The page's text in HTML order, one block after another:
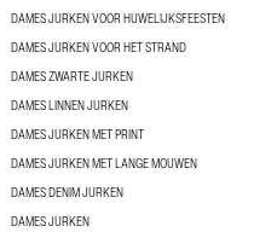
DAMES JURKEN VOOR HUWELIJKSFEESTEN
DAMES JURKEN VOOR HET STRAND
DAMES ZWARTE JURKEN
DAMES LINNEN JURKEN
DAMES JURKEN MET PRINT
DAMES JURKEN MET LANGE MOUWEN
DAMES DENIM JURKEN
DAMES JURKEN